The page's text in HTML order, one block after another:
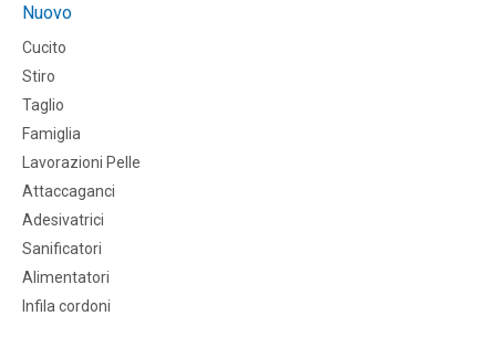
Nuovo
Cucito
Stiro
Taglio
Famiglia
Lavorazioni Pelle
Attaccaganci
Adesivatrici
Sanificatori
Alimentatori
Infila cordoni